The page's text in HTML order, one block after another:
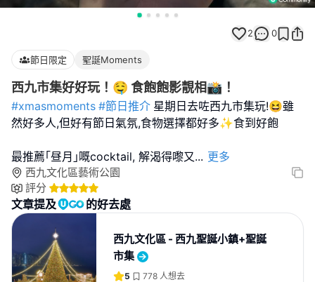
2 0
節日限定 聖誕Moments
西九市集好好玩！🤤 食飽飽影靚相📸！
#xmasmoments #節日推介 星期日去咗西九市集玩!😆雖
然好多人,但好有節日氣氛,食物選擇都好多✨食到好飽
最推薦｢昼月｣嘅cocktail, 解渴得嚟又... 更多
西九文化區藝術公園
評分
文章提及 的好去處
西九文化區 - 西九聖誕小鎮+聖誕
市集
5 778 人想去